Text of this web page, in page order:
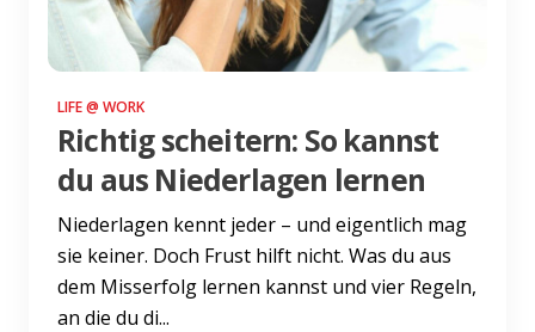
LIFE @ WORK
Richtig scheitern: So kannst
du aus Niederlagen lernen
Niederlagen kennt jeder – und eigentlich mag
sie keiner. Doch Frust hilft nicht. Was du aus
dem Misserfolg lernen kannst und vier Regeln,
an die du di...